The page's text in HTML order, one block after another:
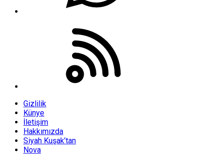
Gizlilik
Künye
İletişim
Hakkımızda
Siyah Kuşak’tan
Nova